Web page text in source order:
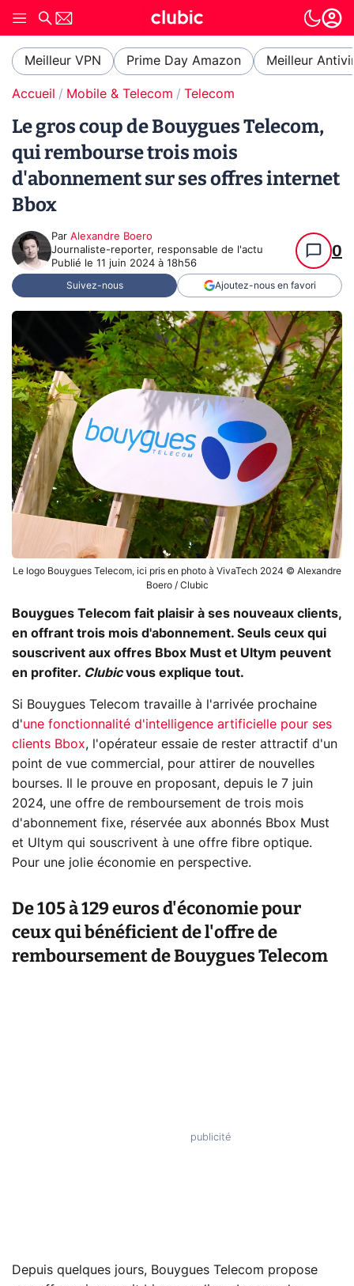
Meilleur VPN Prime Day Amazon Meilleur
Accueil Mobile & Telecom Telecom
Le gros coup de Bouygues Telecom,
qui rembourse trois mois
d'abonnement sur ses offres internet
Bbox
Par Alexandre Boero
Journaliste-reporter, responsable de l'actu
Publié le 11 juin 2024 à 18h56
0
Suivez-nous Ajoutez-nous en favori
Le logo Bouygues Telecom, ici pris en photo à VivaTech 2024 © Alexandre
Boero / Clubic
Bouygues Telecom fait plaisir à ses nouveaux clients,
en offrant trois mois d'abonnement. Seuls ceux qui
souscrivent aux offres Bbox Must et Ultym peuvent
en profiter. Clubicvous explique tout.
Si Bouygues Telecom travaille à l'arrivée prochaine
d'une fonctionnalité d'intelligence artificielle pour ses
clients Bbox, l'opérateur essaie de rester attractif d'un
point de vue commercial, pour attirer de nouvelles
bourses. Il le prouve en proposant, depuis le 7 juin
2024, une offre de remboursement de trois mois
d'abonnement fixe, réservée aux abonnés Bbox Must
et Ultym qui souscrivent à une offre fibre optique.
Pour une jolie économie en perspective.
De 105 à 129 euros d'économie pour
ceux qui bénéficient de l'offre de
remboursement de Bouygues Telecom
Depuis quelques jours, Bouygues Telecom propose